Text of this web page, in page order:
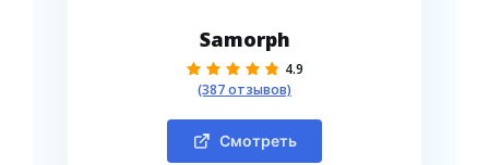
Samorph
4.9
(387 отзывов)
Смотреть